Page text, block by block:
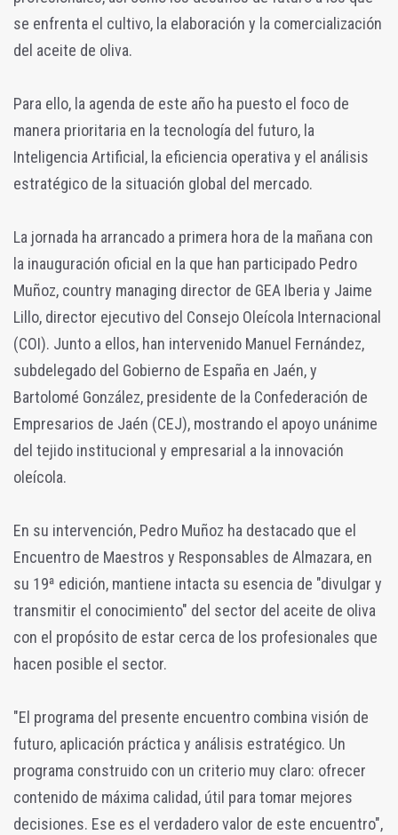
se enfrenta el cultivo, la elaboración y la comercialización
del aceite de oliva.
Para ello, la agenda de este año ha puesto el foco de
manera prioritaria en la tecnología del futuro, la
Inteligencia Artificial, la eficiencia operativa y el análisis
estratégico de la situación global del mercado.
La jornada ha arrancado a primera hora de la mañana con
la inauguración oficial en la que han participado Pedro
Muñoz, country managing director de GEA Iberia y Jaime
Lillo, director ejecutivo del Consejo Oleícola Internacional
(COI). Junto a ellos, han intervenido Manuel Fernández,
subdelegado del Gobierno de España en Jaén, y
Bartolomé González, presidente de la Confederación de
Empresarios de Jaén (CEJ), mostrando el apoyo unánime
del tejido institucional y empresarial a la innovación
oleícola.
En su intervención, Pedro Muñoz ha destacado que el
Encuentro de Maestros y Responsables de Almazara, en
su 19ª edición, mantiene intacta su esencia de "divulgar y
transmitir el conocimiento" del sector del aceite de oliva
con el propósito de estar cerca de los profesionales que
hacen posible el sector.
"El programa del presente encuentro combina visión de
futuro, aplicación práctica y análisis estratégico. Un
programa construido con un criterio muy claro: ofrecer
contenido de máxima calidad, útil para tomar mejores
decisiones. Ese es el verdadero valor de este encuentro",